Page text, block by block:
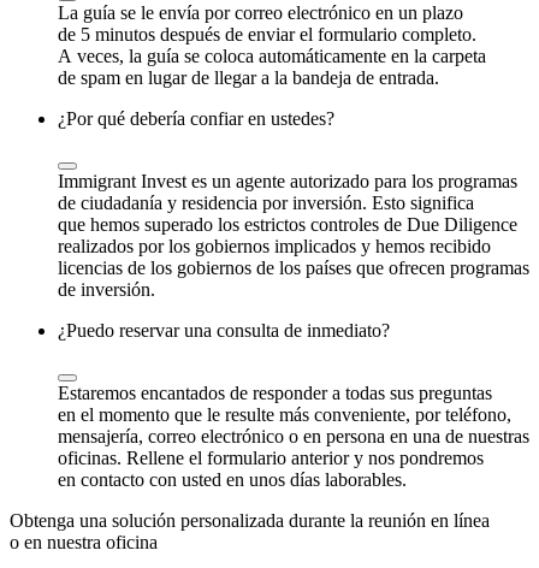
La guía se le envía por correo electrónico en un plazo
de 5 minutos después de enviar el formulario completo.
A veces, la guía se coloca automáticamente en la carpeta
de spam en lugar de llegar a la bandeja de entrada.
¿Por qué debería confiar en ustedes?
Immigrant Invest es un agente autorizado para los programas
de ciudadanía y residencia por inversión. Esto significa
que hemos superado los estrictos controles de Due Diligence
realizados por los gobiernos implicados y hemos recibido
licencias de los gobiernos de los países que ofrecen programas
de inversión.
¿Puedo reservar una consulta de inmediato?
Estaremos encantados de responder a todas sus preguntas
en el momento que le resulte más conveniente, por teléfono,
mensajería, correo electrónico o en persona en una de nuestras
oficinas. Rellene el formulario anterior y nos pondremos
en contacto con usted en unos días laborables.
Obtenga una solución personalizada durante la reunión en línea
o en nuestra oficina